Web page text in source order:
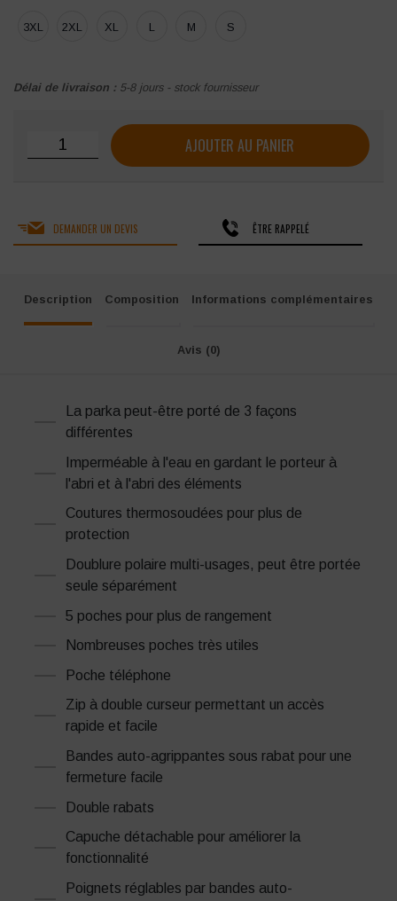
3XL 2XL XL L M S
Délai de livraison : 5-8 jours - stock fournisseur
quantité de Parka bicolore Portwest Aviemore
AJOUTER AU PANIER
DEMANDER UN DEVIS ÊTRE RAPPELÉ
Description Composition Informations complémentaires
Avis (0)
La parka peut-être porté de 3 façons
différentes
Imperméable à l'eau en gardant le porteur à
l'abri et à l'abri des éléments
Coutures thermosoudées pour plus de
protection
Doublure polaire multi-usages, peut être portée
seule séparément
5 poches pour plus de rangement
Nombreuses poches très utiles
Poche téléphone
Zip à double curseur permettant un accès
rapide et facile
Bandes auto-agrippantes sous rabat pour une
fermeture facile
Double rabats
Capuche détachable pour améliorer la
fonctionnalité
Poignets réglables par bandes auto-